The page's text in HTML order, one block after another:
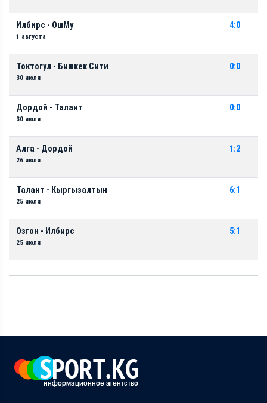
Илбирс - ОшМу
1 августа
4:0
Токтогул - Бишкек Сити
30 июля
0:0
Дордой - Талант
30 июля
0:0
Алга - Дордой
26 июля
1:2
Талант - Кыргызалтын
25 июля
6:1
Озгон - Илбирс
25 июля
5:1